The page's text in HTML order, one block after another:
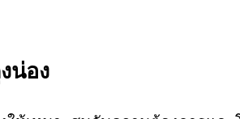
น่อง